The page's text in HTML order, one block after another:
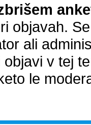
objavah.
ali
v tej
le